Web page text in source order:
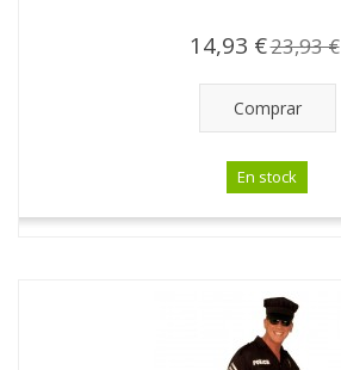
14,93 €23,93 €
Comprar
En stock